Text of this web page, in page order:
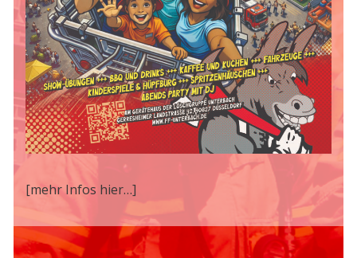
[mehr Infos hier…]